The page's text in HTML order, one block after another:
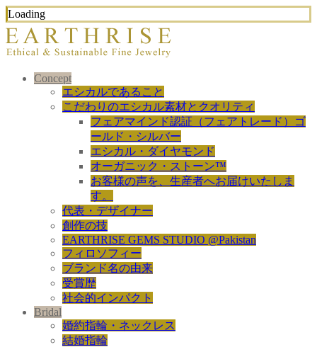
Loading
Concept
エシカルであること
こだわりのエシカル素材とクオリティ
フェアマインド認証（フェアトレード）ゴ
ールド・シルバー
エシカル・ダイヤモンド
オーガニック・ストーン™
お客様の声を、生産者へお届けいたしま
す。
代表・デザイナー
創作の技
EARTHRISE GEMS STUDIO @Pakistan
フィロソフィー
ブランド名の由来
受賞歴
社会的インパクト
Bridal
婚約指輪・ネックレス
結婚指輪